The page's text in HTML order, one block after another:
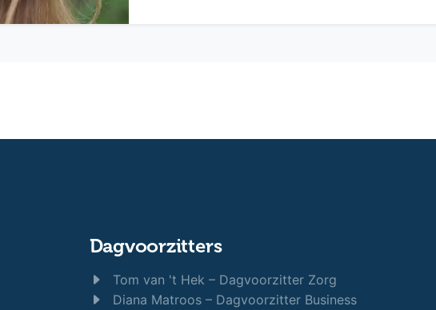
Dagvoorzitters
Tom van 't Hek – Dagvoorzitter Zorg
Diana Matroos – Dagvoorzitter Business